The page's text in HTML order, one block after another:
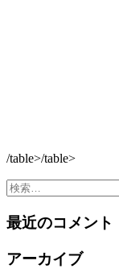
/table>/table>
検
最近のコメント
アーカイブ